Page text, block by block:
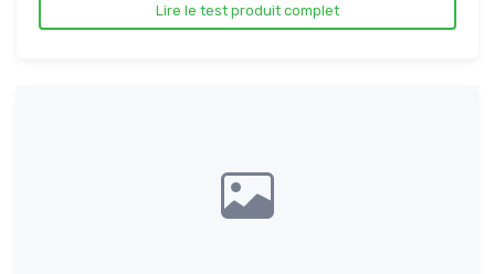
Lire le test produit complet